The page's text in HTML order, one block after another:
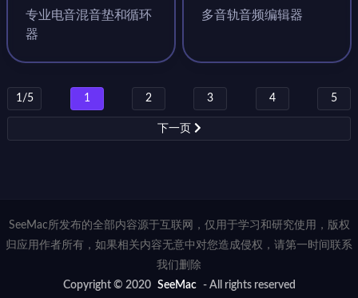
专业电音混音垫和循环
器
多音轨音频编辑器
1/5 1 2 3 4 5
下一页
SeeMac所发布的全部内容源于互联网，仅用于学习和研究使用，版权
归应用作者所有，如果相关内容无意中对您造成侵权，请第一时间联系
我们删除
Copyright © 2020 SeeMac - All rights reserved